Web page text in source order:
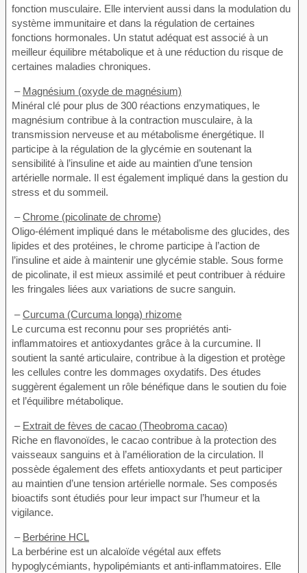
fonction musculaire. Elle intervient aussi dans la modulation du
système immunitaire et dans la régulation de certaines
fonctions hormonales. Un statut adéquat est associé à un
meilleur équilibre métabolique et à une réduction du risque de
certaines maladies chroniques.
– Magnésium (oxyde de magnésium)
Minéral clé pour plus de 300 réactions enzymatiques, le
magnésium contribue à la contraction musculaire, à la
transmission nerveuse et au métabolisme énergétique. Il
participe à la régulation de la glycémie en soutenant la
sensibilité à l’insuline et aide au maintien d’une tension
artérielle normale. Il est également impliqué dans la gestion du
stress et du sommeil.
–Chrome (picolinate de chrome)
Oligo-élément impliqué dans le métabolisme des glucides, des
lipides et des protéines, le chrome participe à l’action de
l’insuline et aide à maintenir une glycémie stable. Sous forme
de picolinate, il est mieux assimilé et peut contribuer à réduire
les fringales liées aux variations de sucre sanguin.
–Curcuma (Curcuma longa) rhizome
Le curcuma est reconnu pour ses propriétés anti-
inflammatoires et antioxydantes grâce à la curcumine. Il
soutient la santé articulaire, contribue à la digestion et protège
les cellules contre les dommages oxydatifs. Des études
suggèrent également un rôle bénéfique dans le soutien du foie
et l’équilibre métabolique.
– Extrait de fèves de cacao (Theobroma cacao)
Riche en flavonoïdes, le cacao contribue à la protection des
vaisseaux sanguins et à l’amélioration de la circulation. Il
possède également des effets antioxydants et peut participer
au maintien d’une tension artérielle normale. Ses composés
bioactifs sont étudiés pour leur impact sur l’humeur et la
vigilance.
– Berbérine HCL
La berbérine est un alcaloïde végétal aux effets
hypoglycémiants, hypolipémiants et anti-inflammatoires. Elle